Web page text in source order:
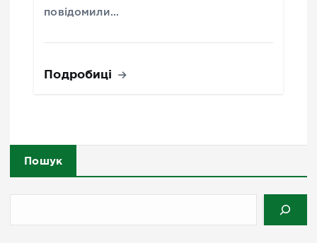
повідомили…
Подробиці
Пошук